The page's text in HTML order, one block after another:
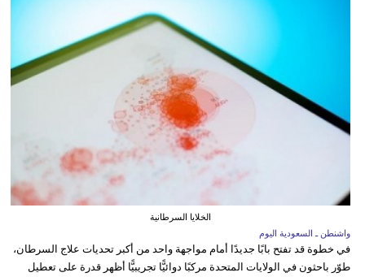
الخلايا السرطانية
واشنطن ـ السعودية اليوم
في خطوة قد تفتح بابًا جديدًا أمام مواجهة واحد من أكبر تحديات علاج السرطان،
طوّر باحثون في الولايات المتحدة مركبًا دوائيًّا تجريبيًّا أظهر قدرة على تعطيل